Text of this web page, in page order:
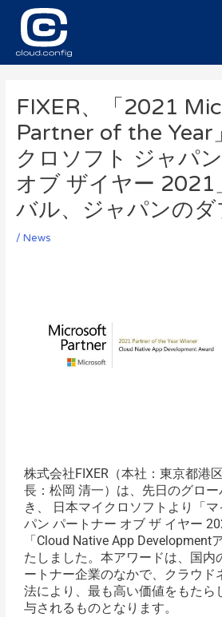
FIXER、「2021
Partner of the Year
クロソフト ジャパ
オブ ザイヤー 2021
バル、ジャパンのダ
/ News
株式会社FIXER（本社：東京都港
長：松岡 清一）は、先日のグロ
き、 日本マイクロソフトより「
パン パートナー オブ ザ イヤー
「Cloud Native App Development
たしました。本アワードは、国内
ートナー企業のなかで、クラウド
法により、最も高い価値をもたら
与されるものとなります。